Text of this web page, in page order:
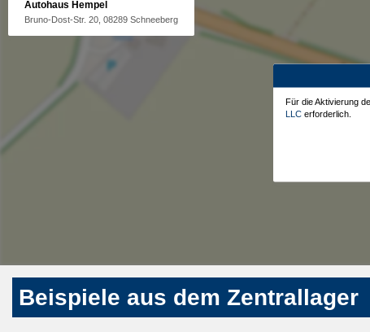
Autohaus Hempel
Bruno-Dost-Str. 20, 08289 Schneeberg
Für die Aktivierung
LLC erforderlich.
Beispiele aus dem Zentrallager